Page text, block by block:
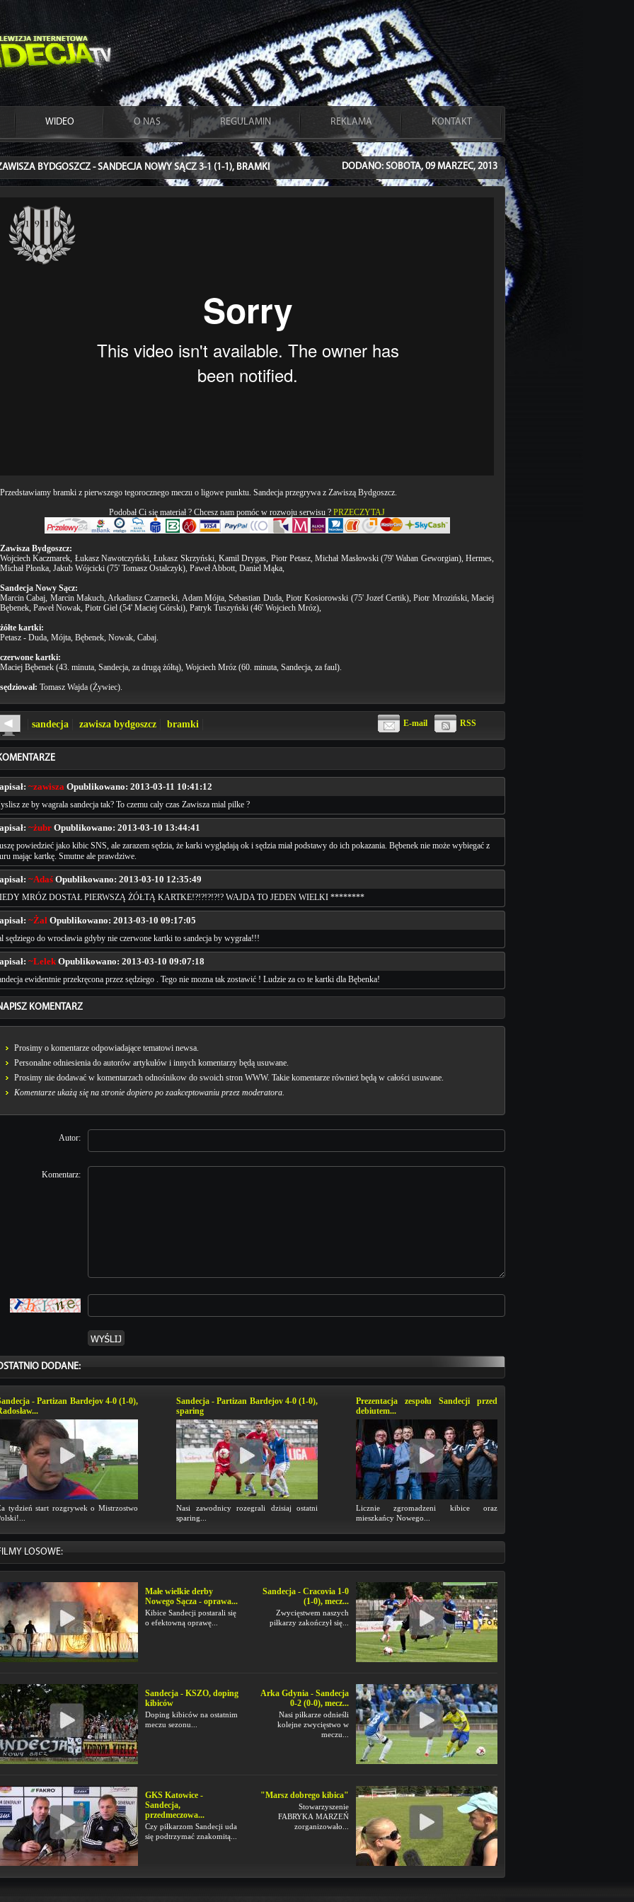
WIDEO O NAS REGULAMIN REKLAMA KONTAKT
BYDGOSZCZ - SANDECJA NOWY SĄCZ 3-1 (1-1), BRAMKI DODANO: SOBOTA, 09 MARZEC, 2013
Przedstawiamy bramki z pierwszego tegorocznego meczu o ligowe punktu. Sandecja przegrywa z Zawiszą Bydgoszcz.
Podobał Ci się materiał ? Chcesz nam pomóc w rozwoju serwisu ? PRZECZYTAJ
Zawisza Bydgoszcz:
Wojciech Kaczmarek, Łukasz Nawotczyński, Łukasz Skrzyński, Kamil Drygas, Piotr Petasz, Michał Masłowski (79' Wahan Geworgian), Hermes,
Michał Płonka, Jakub Wójcicki (75' Tomasz Ostalczyk), Paweł Abbott, Daniel Mąka,
Sandecja Nowy Sącz:
Marcin Cabaj, Marcin Makuch, Arkadiusz Czarnecki, Adam Mójta, Sebastian Duda, Piotr Kosiorowski (75' Jozef Certik), Piotr Mroziński, Maciej
Bębenek, Paweł Nowak, Piotr Giel (54' Maciej Górski), Patryk Tuszyński (46' Wojciech Mróz),
żółte kartki:
Petasz - Duda, Mójta, Bębenek, Nowak, Cabaj.
czerwone kartki:
Maciej Bębenek (43. minuta, Sandecja, za drugą żółtą), Wojciech Mróz (60. minuta, Sandecja, za faul).
sędziował: Tomasz Wajda (Żywiec).
E-mail RSS
sandecja zawisza bydgoszcz bramki
~zawisza Opublikowano: 2013-03-11 10:41:12
ze by wagrala sandecja tak? To czemu caly czas Zawisza mial pilke ?
~żubr Opublikowano: 2013-03-10 13:44:41
powiedzieć jako kibic SNS, ale zarazem sędzia, że karki wyglądają ok i sędzia miał podstawy do ich pokazania. Bębenek nie może wybiegać z
mając kartkę. Smutne ale prawdziwe.
~Adaś Opublikowano: 2013-03-10 12:35:49
MRÓZ DOSTAŁ PIERWSZĄ ŻÓŁTĄ KARTKE!?!?!?!?!? WAJDA TO JEDEN WIELKI ********
~Żal Opublikowano: 2013-03-10 09:17:05
sędziego do wrocławia gdyby nie czerwone kartki to sandecja by wygrała!!!
~Lelek Opublikowano: 2013-03-10 09:07:18
ewidentnie przekręcona przez sędziego . Tego nie mozna tak zostawić ! Ludzie za co te kartki dla Bębenka!
KOMENTARZ
Prosimy o komentarze odpowiadające tematowi newsa.
Personalne odniesienia do autorów artykułów i innych komentarzy będą usuwane.
Prosimy nie dodawać w komentarzach odnośnikow do swoich stron WWW. Takie komentarze również będą w całości usuwane.
Komentarze ukażą się na stronie dopiero po zaakceptowaniu przez moderatora.
Autor:
Komentarz:
DODANE:
- Partizan Bardejov 4-0 (1-0),
tydzień start rozgrywek o Mistrzostwo
Sandecja - Partizan Bardejov 4-0 (1-0),
sparing
Nasi zawodnicy rozegrali dzisiaj ostatni
sparing...
Prezentacja zespołu Sandecji przed
debiutem...
Licznie zgromadzeni kibice oraz
mieszkańcy Nowego...
LOSOWE:
Małe wielkie derby
Nowego Sącza - oprawa...
Kibice Sandecji postarali się
o efektowną oprawę...
Sandecja - KSZO, doping
kibiców
Doping kibiców na ostatnim
meczu sezonu...
Sandecja - Cracovia 1-0
(1-0), mecz...
Zwycięstwem naszych
piłkarzy zakończył się...
Arka Gdynia - Sandecja
0-2 (0-0), mecz...
Nasi piłkarze odnieśli
kolejne zwycięstwo w
meczu...
"Marsz dobrego kibica"
Stowarzyszenie
FABRYKA MARZEŃ
zorganizowało...
GKS Katowice -
Sandecja,
przedmeczowa...
Czy piłkarzom Sandecji uda
się podtrzymać znakomitą...